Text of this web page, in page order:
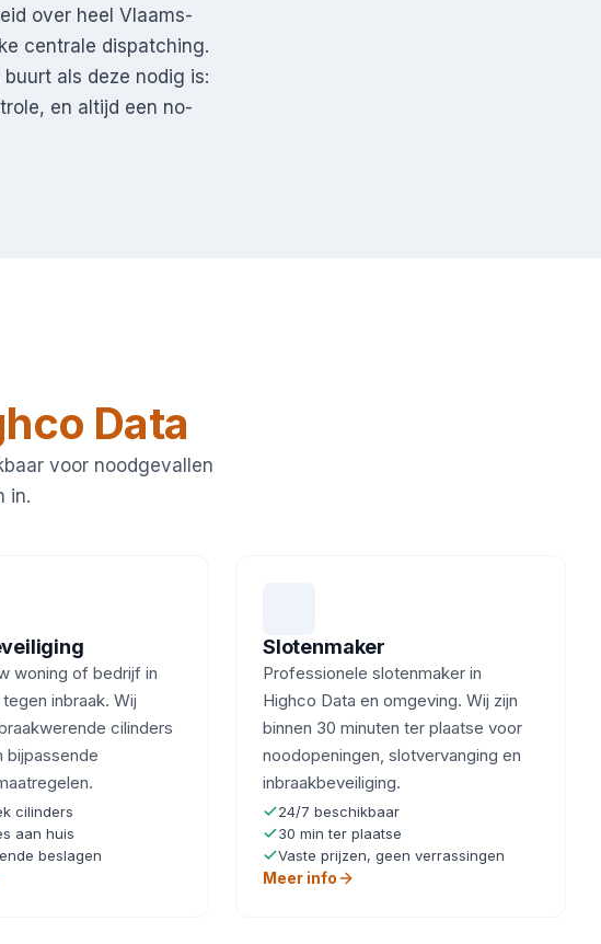
over heel Vlaams-
centrale dispatching.
als deze nodig is:
en altijd een no-
Data
voor noodgevallen
in.
woning of bedrijf in
inbraak. Wij
cilinders
bijpassende
cilinders
aan huis
beslagen
Slotenmaker
Professionele slotenmaker in
Highco Data en omgeving. Wij zijn
binnen 30 minuten ter plaatse voor
noodopeningen, slotvervanging en
inbraakbeveiliging.
24/7 beschikbaar
30 min ter plaatse
Vaste prijzen, geen verrassingen
Meer info